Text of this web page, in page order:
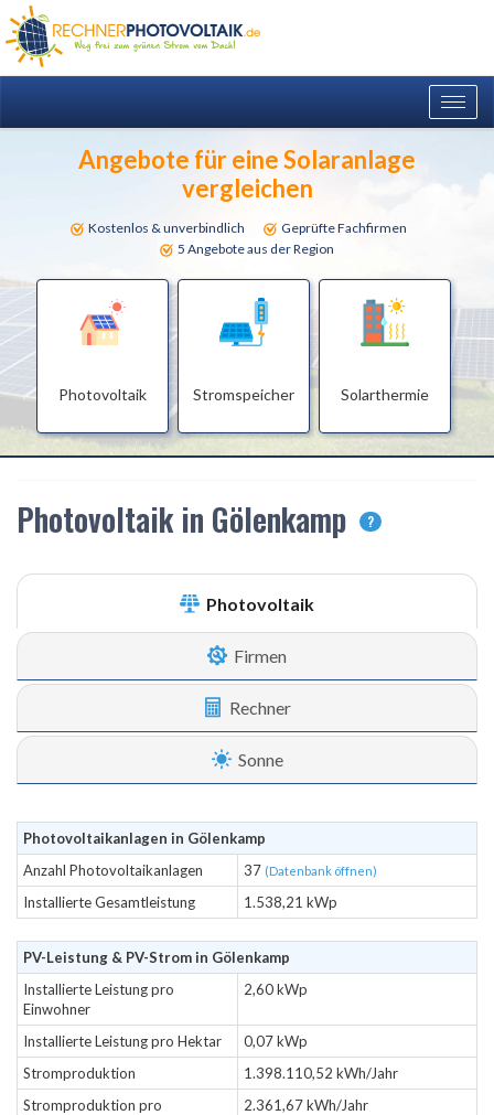
Angebote für eine Solaranlage
vergleichen
Kostenlos & unverbindlich
Geprüfte Fachfirmen
5 Angebote aus der Region
Photovoltaik Stromspeicher Solarthermie
Photovoltaik in Gölenkamp ?
Photovoltaik
Firmen
Rechner
Sonne
Photovoltaikanlagen in Gölenkamp
Anzahl Photovoltaikanlagen
37 (Datenbank öffnen)
Installierte Gesamtleistung 1.538,21 kWp
PV-Leistung & PV-Strom in Gölenkamp
Installierte Leistung pro
Einwohner
2,60 kWp
Installierte Leistung pro Hektar
0,07 kWp
Stromproduktion
1.398.110,52 kWh/Jahr
Stromproduktion pro
2.361,67 kWh/Jahr